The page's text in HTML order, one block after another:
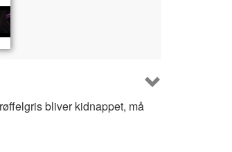
bliver kidnappet, må